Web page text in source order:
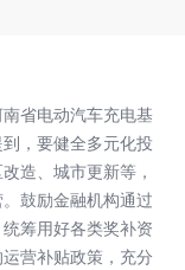
省电动汽车充电基
，要健全多元化投
造、城市更新等，
鼓励金融机构通过
筹用好各类奖补资
营补贴政策，充分